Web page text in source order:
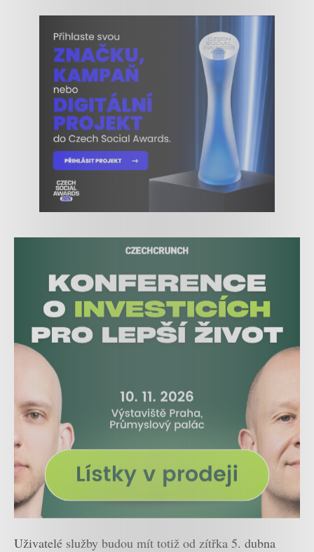
Uživatelé služby budou mít totiž od zítřka 5. dubna